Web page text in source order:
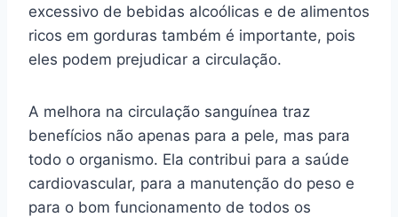
excessivo de bebidas alcoólicas e de alimentos
ricos em gorduras também é importante, pois
eles podem prejudicar a circulação.
A melhora na circulação sanguínea traz
benefícios não apenas para a pele, mas para
todo o organismo. Ela contribui para a saúde
cardiovascular, para a manutenção do peso e
para o bom funcionamento de todos os